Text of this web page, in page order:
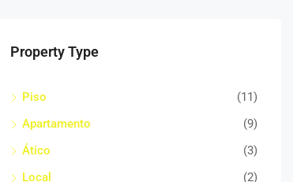
Property Type
Piso
(11)
Apartamento
(9)
Ático
(3)
Local
(2)